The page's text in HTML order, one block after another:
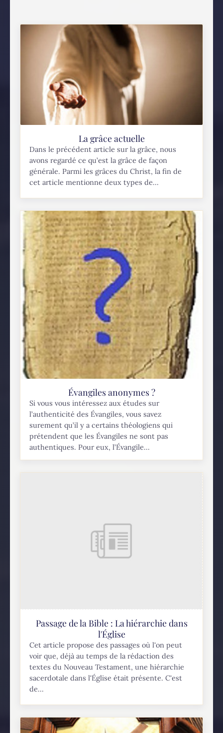
La grâce actuelle
Dans le précédent article sur la grâce, nous
avons regardé ce qu’est la grâce de façon
générale. Parmi les grâces du Christ, la fin de
cet article mentionne deux types de...
Évangiles anonymes ?
Si vous vous intéressez aux études sur
l’authenticité des Évangiles, vous savez
surement qu’il y a certains théologiens qui
prétendent que les Évangiles ne sont pas
authentiques. Pour eux, l’Évangile...
Passage de la Bible : La hiérarchie dans
l'Église
Cet article propose des passages où l'on peut
voir que, déjà au temps de la rédaction des
textes du Nouveau Testament, une hiérarchie
sacerdotale dans l'Église était présente. C'est
de...